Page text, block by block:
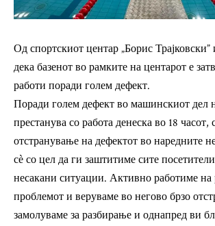
Од спортскиот центар „Борис
дека базенот во рамките на центарот е
работи поради голем дефект.
Поради голем дефект во машинскиот дел
престанува со работа денеска во 18 часот,
отстранување на дефектот во наредните
сѐ со цел да ги заштитиме сите
несакани ситуации. Активно работиме
проблемот и веруваме во негово брзо
замолуваме за разбирање и однапред ви